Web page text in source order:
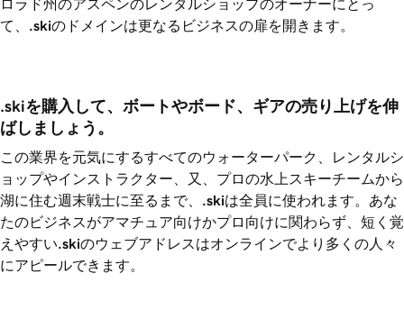
ロラド州のアスペンのレンタルショップのオーナーにとっ
て、
.skiのドメインは更なるビジネスの扉を開きます。
.skiを購入して、ボートやボード、ギアの売り上げを伸
ばしましょう。
この業界を元気にするすべてのウォーターパーク、レンタルシ
ョップやインストラクター、又、プロの水上スキーチームから
湖に住む週末戦士に至るまで、
.skiは全員に使われます。あな
たのビジネスがアマチュア向けかプロ向けに関わらず、短く覚
えやすい.skiのウェブアドレスはオンラインでより多くの人々
にアピールできます。